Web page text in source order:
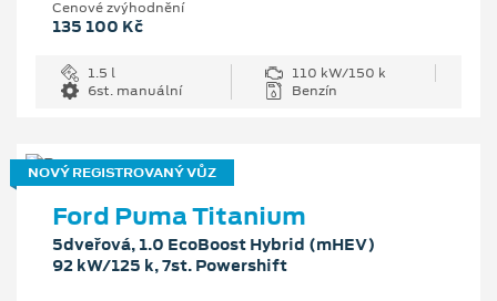
Cenové zvýhodnění
135 100 Kč
1.5 l
110 kW/150 k
6st. manuální
Benzín
NOVÝ REGISTROVANÝ VŮZ
Ford Puma Titanium
5dveřová, 1.0 EcoBoost Hybrid (mHEV)
92 kW/125 k, 7st. Powershift